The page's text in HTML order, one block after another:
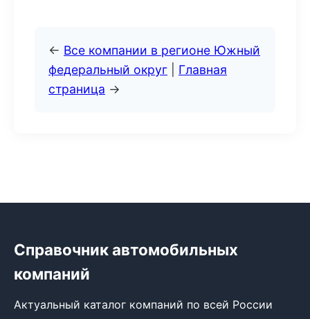
← Все компании в регионе Южный
федеральный округ
Главная
страница →
Справочник автомобильных
компаний
Актуальный каталог компаний по всей России